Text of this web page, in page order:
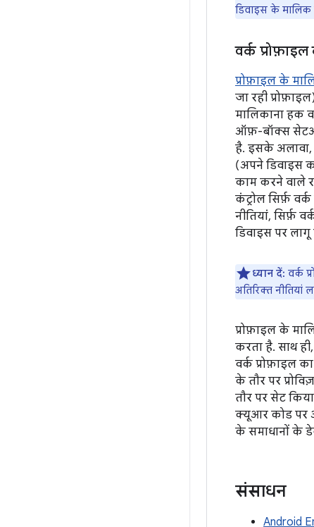
डिवाइस के मालिक
वर्क
प्रोफ़ाइल के
जा रही
मालिकाना हक
ऑफ़-बॉक्स
है. इसके अलावा,
(अपने डिवाइस
काम करने वाले
कंट्रोल सिर्फ़
नीतियां, सिर्फ़
डिवाइस पर लागू
ध्यान दें: वर्क
अतिरिक्त नीतियां
प्रोफ़ाइल के
करता है. साथ
वर्क प्रोफ़ाइल
के तौर पर
तौर पर सेट
क्यूआर कोड पर
के समाधानों के
संसाधन
Android